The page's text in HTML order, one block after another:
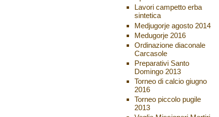
Lavori campetto erba
sintetica
Medjugorje agosto 2014
Medugorje 2016
Ordinazione diaconale
Carcasole
Preparativi Santo
Domingo 2013
Torneo di calcio giugno
2016
Torneo piccolo pugile
2013